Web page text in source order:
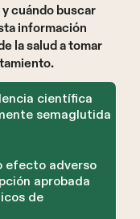
cuándo buscar
información
la salud a tomar
científica
semaglutida
efecto adverso
aprobada
de